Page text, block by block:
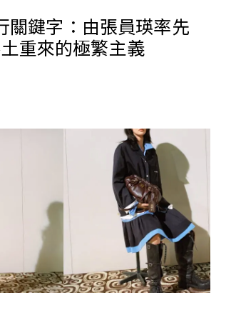
關鍵字：由張員瑛率先
重來的極繁主義